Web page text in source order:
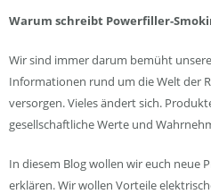
Warum schreibt Powerfiller-
Wir sind immer darum bemüht
Informationen rund um die Welt der
versorgen. Vieles ändert sich.
gesellschaftliche Werte und
In diesem Blog wollen wir euch neue
erklären. Wir wollen Vorteile